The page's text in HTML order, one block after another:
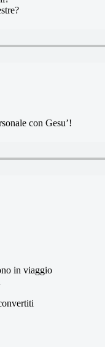
con Gesu’!
in viaggio